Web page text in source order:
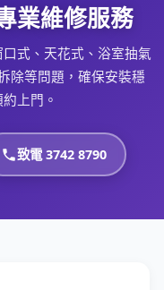
業維修服務
式、天花式、浴室抽氣
除等問題，確保安裝穩
上門。
致電 3742 8790